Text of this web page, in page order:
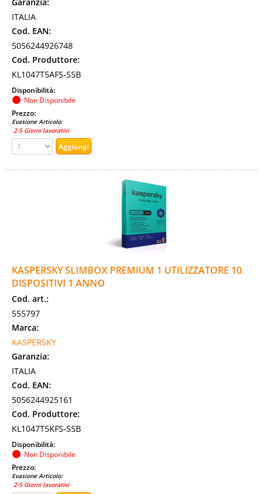
ITALIA
Cod. EAN:
5056244926748
Cod. Produttore:
KL1047T5AFS-SSB
Disponibilità:
Non Disponibile
Prezzo:
Evasione Articolo:
2-5 Giorni lavorativi
KASPERSKY SLIMBOX PREMIUM 1 UTILIZZATORE 10
DISPOSITIVI 1 ANNO
Cod. art.:
555797
Marca:
KASPERSKY
Garanzia:
ITALIA
Cod. EAN:
5056244925161
Cod. Produttore:
KL1047T5KFS-SSB
Disponibilità:
Non Disponibile
Prezzo:
Evasione Articolo:
2-5 Giorni lavorativi